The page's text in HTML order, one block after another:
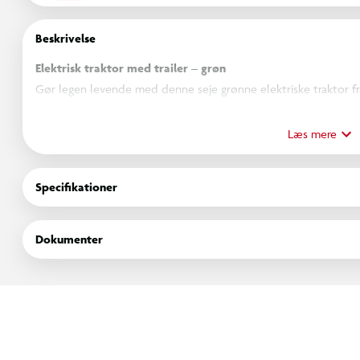
Beskrivelse
Elektrisk traktor med trailer – grøn
Gør legen levende med denne seje grønne elektriske traktor
haven, køre med deres bamser eller transportere små skatte i
Med både fremad- og bakgear er den nem at betjene, og en
begyndere. Den stabile konstruktion og det store rat gør
Den elektriske traktor er skabt til at give børn følelsen af at
Læs mere
Specifikationer
Dokumenter